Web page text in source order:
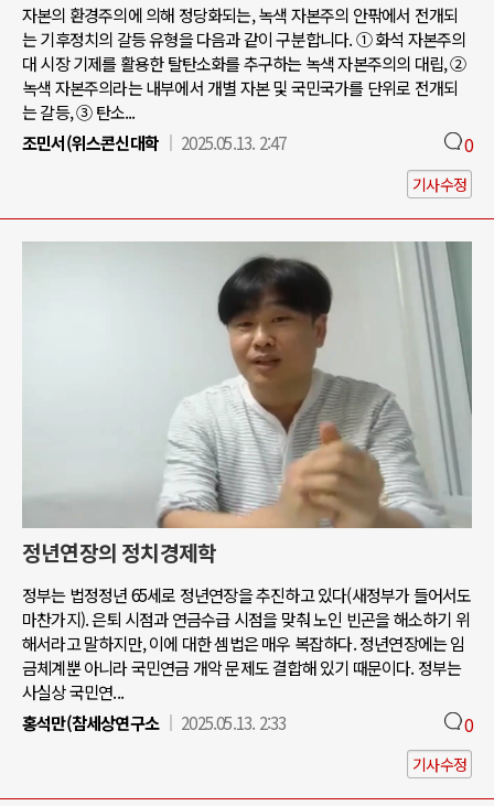
자본의 환경주의에 의해 정당화되는, 녹색 자본주의 안팎에서 전개되
는 기후정치의 갈등 유형을 다음과 같이 구분합니다. ① 화석 자본주의
대 시장 기제를 활용한 탈탄소화를 추구하는 녹색 자본주의의 대립, ②
녹색 자본주의라는 내부에서 개별 자본 및 국민국가를 단위로 전개되
는 갈등, ③ 탄소...
조민서(위스콘신대학
2025.05.13. 2:47 0
기사수정
정년연장의 정치경제학
정부는 법정정년 65세로 정년연장을 추진하고 있다(새정부가 들어서도
마찬가지). 은퇴 시점과 연금수급 시점을 맞춰 노인 빈곤을 해소하기 위
해서라고 말하지만, 이에 대한 셈법은 매우 복잡하다. 정년연장에는 임
금체계뿐 아니라 국민연금 개악 문제도 결합해 있기 때문이다. 정부는
사실상 국민연...
홍석만(참세상연구소
2025.05.13. 2:33 0
기사수정